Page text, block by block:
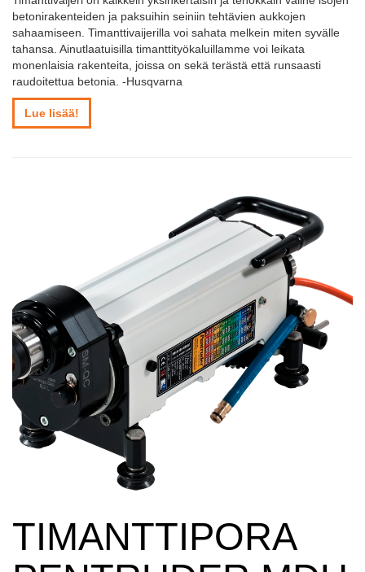
betonirakenteiden ja paksuihin seiniin tehtävien aukkojen
sahaamiseen. Timanttivaijerilla voi sahata melkein miten syvälle
tahansa. Ainutlaatuisilla timanttityökaluillamme voi leikata
monenlaisia rakenteita, joissa on sekä terästä että runsaasti
raudoitettua betonia. -Husqvarna
Lue lisää!
TIMANTTIPORA